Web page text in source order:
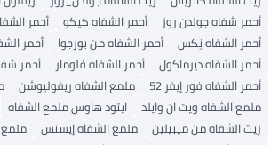
أحمر شفاه جولدن روز
أحمر الشفاه كيكو
أحمر
أحمر الشفاه نِكس
أحمر الشفاه من بورجوا
أحمر
أحمر الشفاه ديرماكول
أحمر الشفاه فلومار
أحمر
أحمر الشفاه فور إيفر 52
ملمع الشفاه ريفوليوشن
ملمع الشفاه ويت ان وايلد
ايتود هاوس ملمع الشفاه
زيت الشفاه من ميبيلين
ملمع الشفاه إيسنس